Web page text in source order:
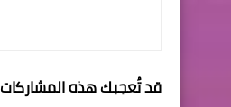
قد تُعجبك هذه المشاركات